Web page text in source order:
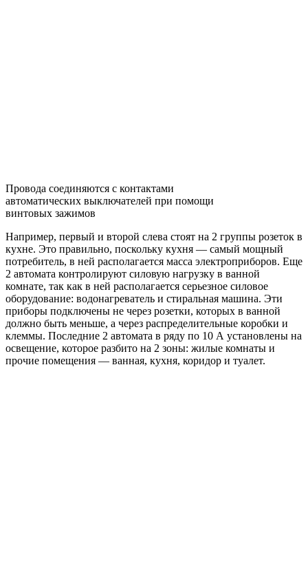
Провода соединяются с контактами
автоматических выключателей при помощи
винтовых зажимов
Например, первый и второй слева стоят на 2 группы розеток в
кухне. Это правильно, поскольку кухня — самый мощный
потребитель, в ней располагается масса электроприборов. Еще
2 автомата контролируют силовую нагрузку в ванной
комнате, так как в ней располагается серьезное силовое
оборудование: водонагреватель и стиральная машина. Эти
приборы подключены не через розетки, которых в ванной
должно быть меньше, а через распределительные коробки и
клеммы. Последние 2 автомата в ряду по 10 А установлены на
освещение, которое разбито на 2 зоны: жилые комнаты и
прочие помещения — ванная, кухня, коридор и туалет.